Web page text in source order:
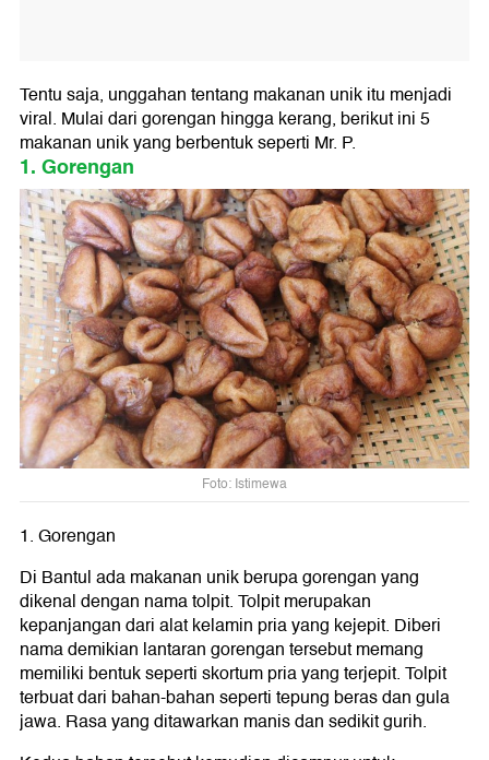
Tentu saja, unggahan tentang makanan unik itu menjadi
viral. Mulai dari gorengan hingga kerang, berikut ini 5
makanan unik yang berbentuk seperti Mr. P.
1. Gorengan
Foto: Istimewa
1. Gorengan
Di Bantul ada makanan unik berupa gorengan yang
dikenal dengan nama tolpit. Tolpit merupakan
kepanjangan dari alat kelamin pria yang kejepit. Diberi
nama demikian lantaran gorengan tersebut memang
memiliki bentuk seperti skortum pria yang terjepit. Tolpit
terbuat dari bahan-bahan seperti tepung beras dan gula
jawa. Rasa yang ditawarkan manis dan sedikit gurih.